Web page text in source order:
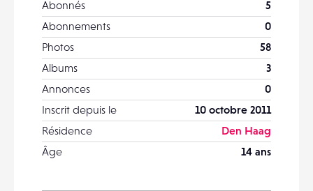
Abonnés
5
Abonnements
0
Photos
58
Albums
3
Annonces
0
Inscrit depuis le
10 octobre 2011
Résidence
Den Haag
Âge
14 ans